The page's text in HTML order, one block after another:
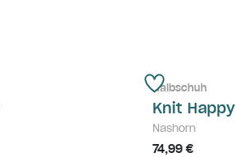
Halbschuh
Knit Happy
Nashorn
74,99 €